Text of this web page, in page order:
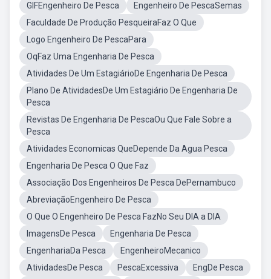
GIFEngenheiro De Pesca
Engenheiro De PescaSemas
Faculdade De Produção PesqueiraFaz O Que
Logo Engenheiro De PescaPara
OqFaz Uma Engenharia De Pesca
Atividades De Um EstagiárioDe Engenharia De Pesca
Plano De AtividadesDe Um Estagiário De Engenharia De
Pesca
Revistas De Engenharia De PescaOu Que Fale Sobre a
Pesca
Atividades Economicas QueDepende Da Agua Pesca
Engenharia De Pesca O Que Faz
Associação Dos Engenheiros De Pesca DePernambuco
AbreviaçãoEngenheiro De Pesca
O Que O Engenheiro De Pesca FazNo Seu DIA a DIA
ImagensDe Pesca
Engenharia De Pesca
EngenhariaDa Pesca
EngenheiroMecanico
AtividadesDe Pesca
PescaExcessiva
EngDe Pesca